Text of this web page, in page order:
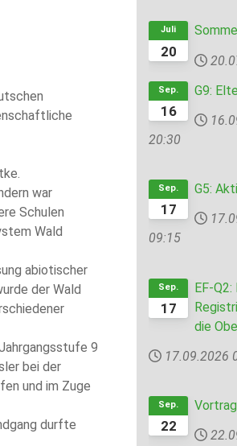
war
Schulen
Wald
abiotischer
der Wald
9
bei der
und im Zuge
durfte
20
Juli
16
Sep.
G9:
20:30
17
Sep.
G5:
09:15
17
Sep.
EF-Q2:
die
17.09.2026
22
Sep.